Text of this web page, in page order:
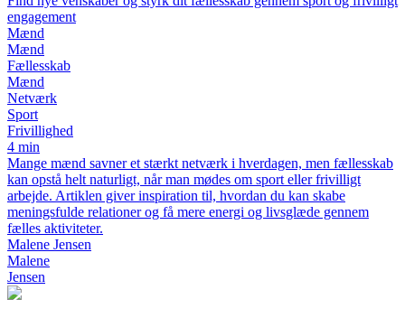
engagement
Mænd
Mænd
Fællesskab
Mænd
Netværk
Sport
Frivillighed
4 min
Mange mænd savner et stærkt netværk i hverdagen, men fællesskab
kan opstå helt naturligt, når man mødes om sport eller frivilligt
arbejde. Artiklen giver inspiration til, hvordan du kan skabe
meningsfulde relationer og få mere energi og livsglæde gennem
fælles aktiviteter.
Malene Jensen
Malene
Jensen